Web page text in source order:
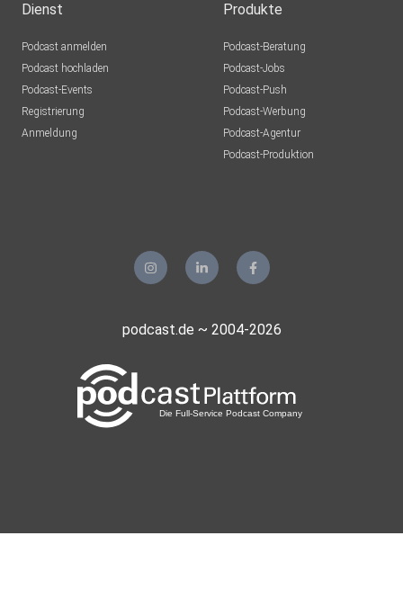
Dienst
Podcast anmelden
Podcast hochladen
Podcast-Events
Registrierung
Anmeldung
Produkte
Podcast-Beratung
Podcast-Jobs
Podcast-Push
Podcast-Werbung
Podcast-Agentur
Podcast-Produktion
podcast.de ~ 2004-2026